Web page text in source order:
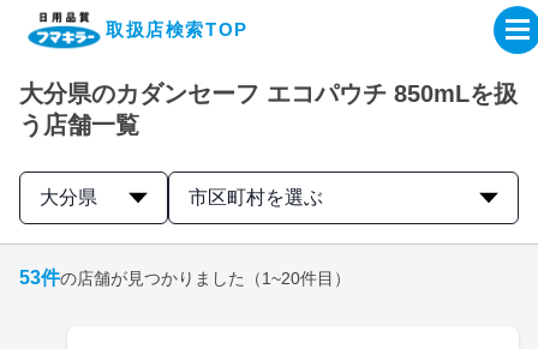
取扱店検索TOP
企業・IR情報サイト
製品情報サイト
大分県のカダンセーフ エコパウチ 850mLを扱
う店舗一覧
大分県 市区町村を選ぶ
53件の店舗が見つかりました （1~20件目）